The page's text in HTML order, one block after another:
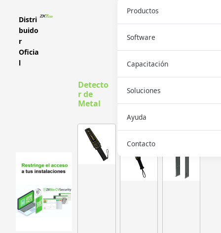
Distri
buido
r
Oficia
l
Productos
Software
Capacitación
Soluciones
Ayuda
Contacto
Detecto
r de
Metal
Productos >
Detector de